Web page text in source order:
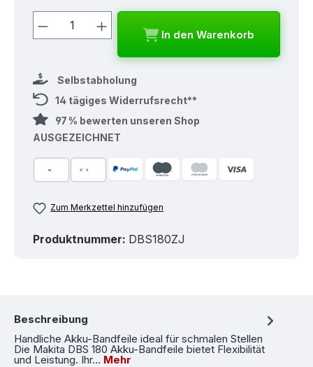
Produkt Anzahl: Gib den
In den Warenkorb
Selbstabholung
14 tägiges Widerrufsrecht**
97 % bewerten unseren Shop
AUSGEZEICHNET
Zum Merkzettel hinzufügen
Produktnummer: DBS180ZJ
Beschreibung
Handliche Akku-Bandfeile ideal für schmalen Stellen
Die Makita DBS 180 Akku-Bandfeile bietet Flexibilität
und Leistung. Ihr… Mehr